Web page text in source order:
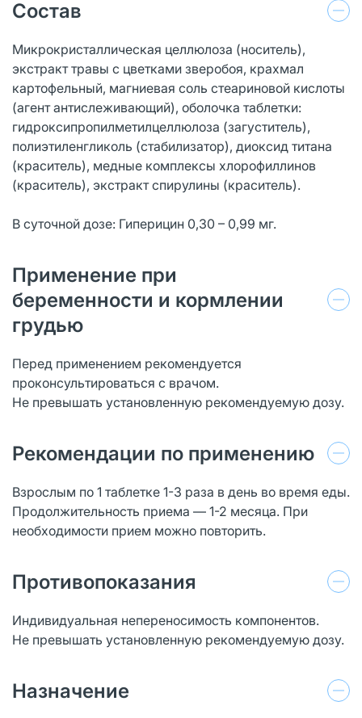
Состав
Микрокристаллическая целлюлоза (носитель),
экстракт травы с цветками зверобоя, крахмал
картофельный, магниевая соль стеариновой кислоты
(агент антислеживающий), оболочка таблетки:
гидроксипропилметилцеллюлоза (загуститель),
полиэтиленгликоль (стабилизатор), диоксид титана
(краситель), медные комплексы хлорофиллинов
(краситель), экстракт спирулины (краситель).
В суточной дозе: Гиперицин 0,30 – 0,99 мг.
Применение при
беременности и кормлении
грудью
Перед применением рекомендуется
проконсультироваться с врачом.
Не превышать установленную рекомендуемую дозу.
Рекомендации по применению
Взрослым по 1 таблетке 1-3 раза в день во время еды.
Продолжительность приема — 1-2 месяца. При
необходимости прием можно повторить.
Противопоказания
Индивидуальная непереносимость компонентов.
Не превышать установленную рекомендуемую дозу.
Назначение